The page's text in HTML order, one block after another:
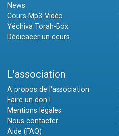
News
Cours Mp3-Vidéo
Yéchiva Torah-Box
Dédicacer un cours
L'association
A propos de l'association
Faire un don !
Mentions légales
Nous contacter
Aide (FAQ)